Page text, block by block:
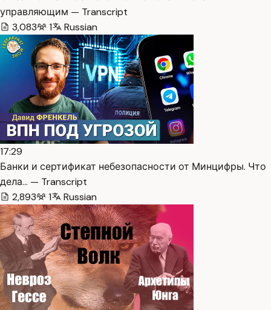
управляющим — Transcript
3,083
1 Russian
17:29
Банки и сертификат небезопасности от Минцифры. Что
дела… — Transcript
2,893
1 Russian